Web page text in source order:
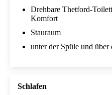
Drehbare Thetford-
Komfort
Stauraum
unter der Spüle und über
Schlafen